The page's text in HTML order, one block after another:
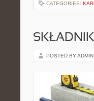
CATEGORIES:
POSTED BY ADMIN